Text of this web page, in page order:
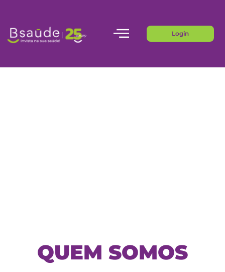
Login
QUEM SOMOS